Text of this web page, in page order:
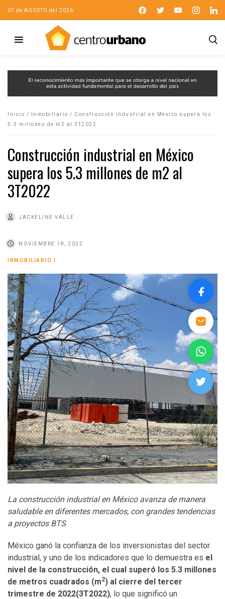
07 de AGOSTO del 2026
Inicio / Inmobiliario / Construcción industrial en México supera los
5.3 millones de m2 al 3T2022
Construcción industrial en México
supera los 5.3 millones de m2 al
3T2022
JACKELINE VALLE
NOVIEMBRE 18, 2022
INMOBILIARIO
La construcción industrial en México avanza de manera
saludable en diferentes mercados, con grandes tendencias
a proyectos BTS
México ganó la confianza de los inversionistas del sector
industrial, y uno de los indicadores que lo demuestra es el
nivel de la construcción, el cual superó los 5.3 millones
de metros cuadrados (m2) al cierre del tercer
trimestre de 2022(3T2022), lo que significó un